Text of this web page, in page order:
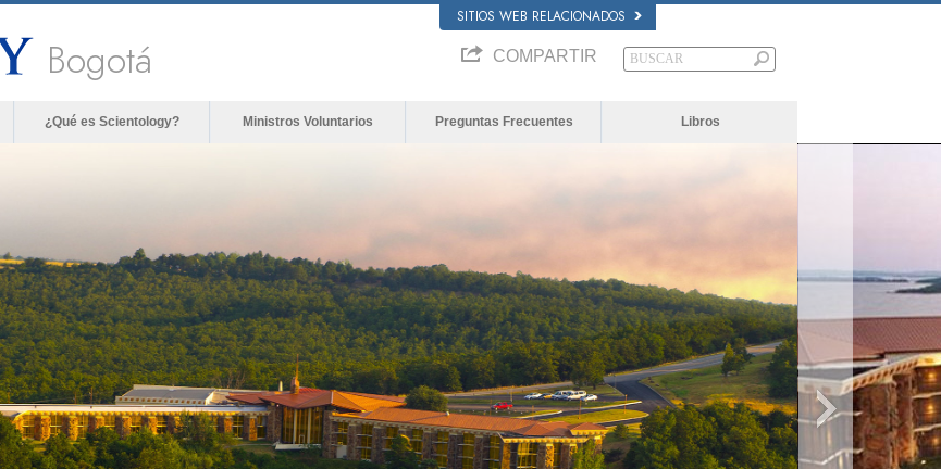
SITIOS WEB RELACIONADOS
Bogotá COMPARTIR
¿Qué es Scientology? Ministros Voluntarios Preguntas Frecuentes Libros